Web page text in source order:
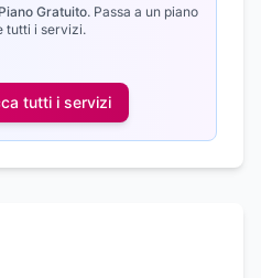
Piano Gratuito. Passa a un piano
tutti i servizi.
tutti i servizi